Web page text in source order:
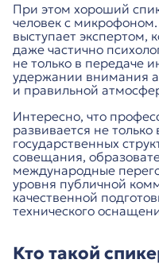
При этом хороший
человек с
выступает экспертом,
даже частично
не только в передаче
удержании внимания
и правильной
Интересно, что
развивается не только
государственных
совещания,
международные
уровня публичной
качественной
технического
Кто такой